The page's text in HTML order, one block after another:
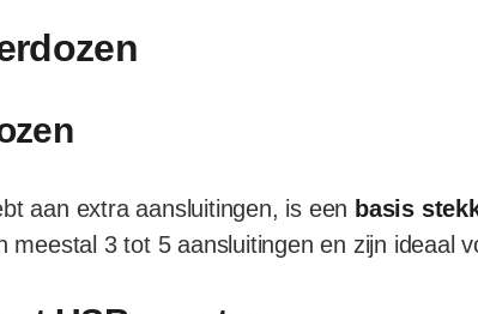
aan extra aansluitingen, is een basis
meestal 3 tot 5 aansluitingen en zijn ideaal